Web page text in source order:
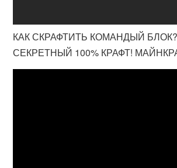
КАК СКРАФТИТЬ КОМАНДЫЙ
СЕКРЕТНЫЙ 100% КРАФТ!